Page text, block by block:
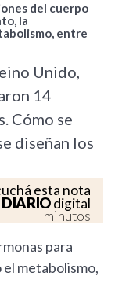
del cuerpo
la
entre
Unido,
14
Cómo se
diseñan los
esta nota
DIARIOdigital
minutos
para
metabolismo,